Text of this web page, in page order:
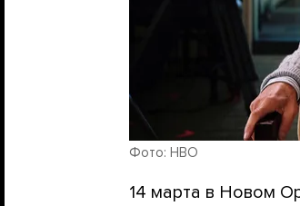
Фото: HBO
14 марта в Новом